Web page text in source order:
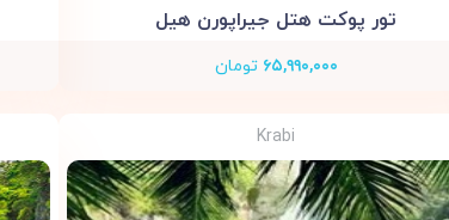
تور پوکت هتل جیراپورن هیل
۶۵,۹۹۰,۰۰۰ تومان
Krabi